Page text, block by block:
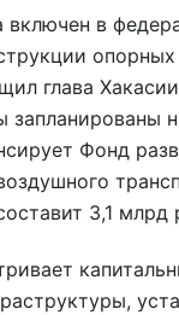
включен в
глава
запланированы
Фонд
3,1 млрд